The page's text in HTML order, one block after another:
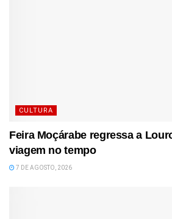
CULTURA
Feira Moçárabe regressa a
viagem no tempo
7 DE AGOSTO, 2026